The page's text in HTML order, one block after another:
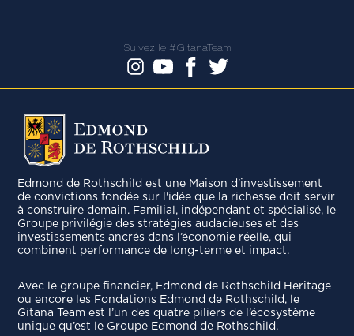
Suivez le #GitanaTeam
Edmond de Rothschild est une Maison d'investissement
de convictions fondée sur l'idée que la richesse doit servir
à construire demain. Familial, indépendant et spécialisé, le
Groupe privilégie des stratégies audacieuses et des
investissements ancrés dans l’économie réelle, qui
combinent performance de long-terme et impact.
Avec le groupe ﬁnancier, Edmond de Rothschild Heritage
ou encore les Fondations Edmond de Rothschild, le
Gitana Team est l’un des quatre piliers de l’écosystème
unique qu’est le Groupe Edmond de Rothschild.